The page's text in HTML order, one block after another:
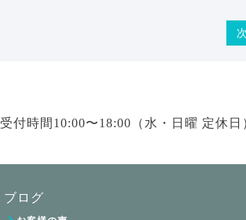
受付時間10:00〜18:00（水・日曜 定休日
ブログ